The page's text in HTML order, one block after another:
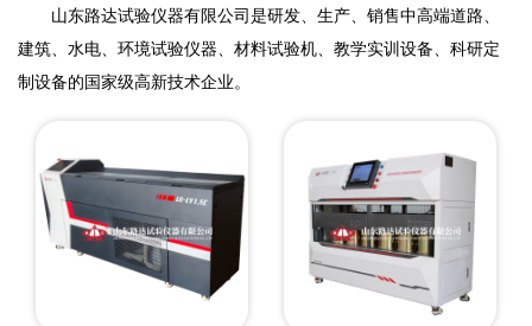
山东路达试验仪器有限公司是研发、生产、销售中高端道路、
建筑、水电、环境试验仪器、材料试验机、教学实训设备、科研定
制设备的国家级高新技术企业。